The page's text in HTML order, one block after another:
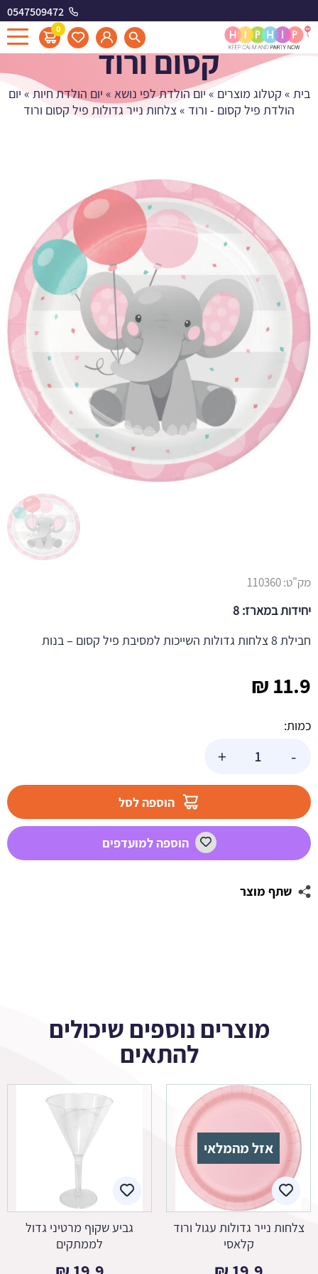
0547509472
0
צלחות נייר גדולות פיל
קסום ורוד
בית » קטלוג מוצרים » יום הולדת לפי נושא » יום הולדת חיות » יום
הולדת פיל קסום - ורוד »צלחות נייר גדולות פיל קסום ורוד
11.9
₪
כמות:
-
פיל
ורוד
+
הוספה לסל
הוספה למועדפים
שתף מוצר
מק"ט:110360
יחידות במארז: 8
חבילת 8 צלחות גדולות השייכות למסיבת פיל קסום – בנות
מוצרים נוספים שיכולים
להתאים
אזל מהמלאי
צלחות נייר גדולות עגול ורוד
קלאסי
גביע שקוף מרטיני גדול
לממתקים